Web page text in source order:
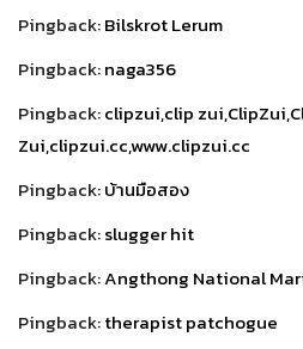
Pingback:Bilskrot Lerum
Pingback:naga356
Pingback:clipzui,clip
Zui,clipzui.cc,www.clipzui.cc
Pingback:บ้านมือสอง
Pingback:slugger hit
Pingback:Angthong National
Pingback:therapist patchogue